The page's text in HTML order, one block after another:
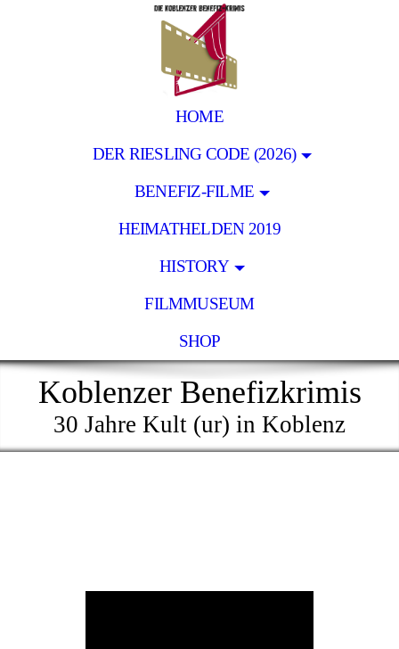
HOME
DER RIESLING CODE (2026)
BENEFIZ-FILME
HEIMATHELDEN 2019
HISTORY
FILMMUSEUM
SHOP
Koblenzer Benefizkrimis
30 Jahre Kult (ur) in Koblenz